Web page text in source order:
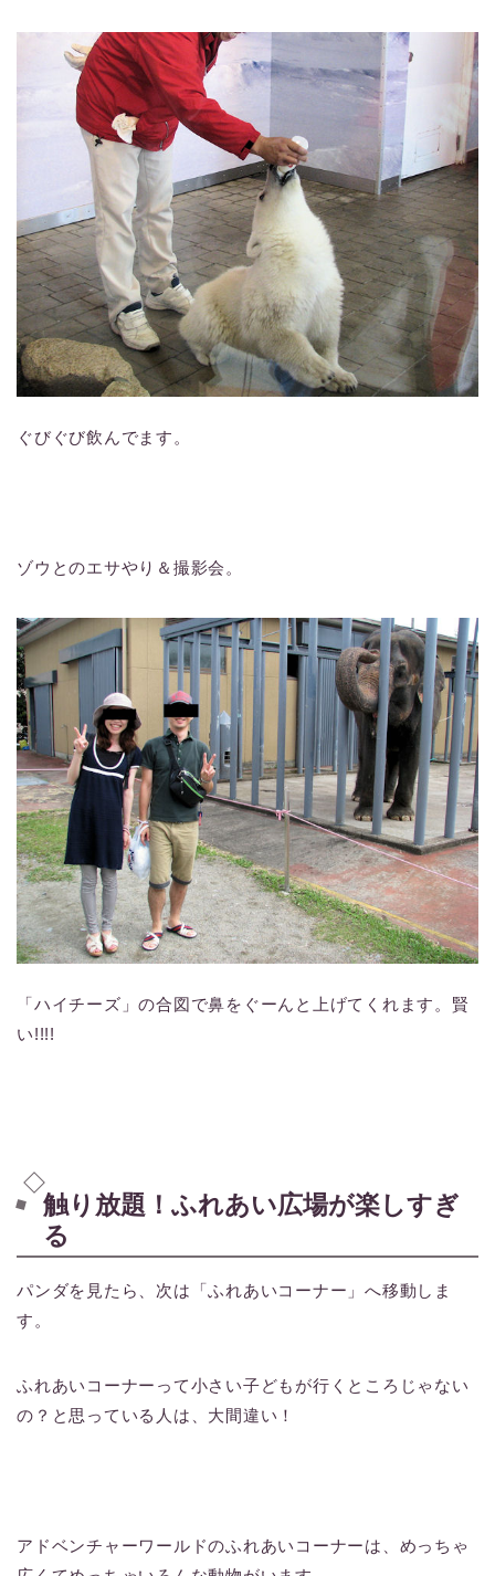
ぐびぐび飲んでます。
ゾウとのエサやり＆撮影会。
「ハイチーズ」の合図で鼻をぐーんと上げてくれます。賢
い!!!!
触り放題！ふれあい広場が楽しすぎ
る
パンダを見たら、次は「ふれあいコーナー」へ移動しま
す。
ふれあいコーナーって小さい子どもが行くところじゃない
の？と思っている人は、大間違い！
アドベンチャーワールドのふれあいコーナーは、めっちゃ